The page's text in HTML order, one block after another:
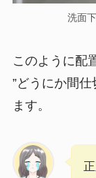
洗面
このように配
”どうにか間
ます。